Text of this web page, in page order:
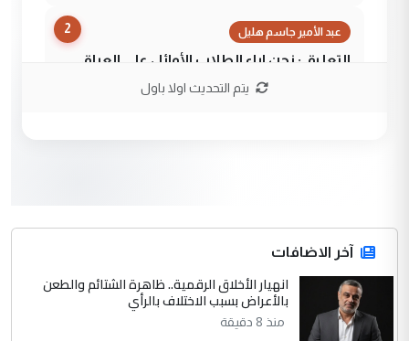
2 عبد الأمير جاسم هليل
التعليق : نحن اباء الطلاب الأوائل على العراق
نتشرف بلقاء السيد احمد الصافي في العتبات
التعليق : قرار مستعجل جدا ولامصلحة فيه
للوزاره ولا للمواطن القرار الصائب يكون بعد
الاستماع للمدير ومغرفة ...
الموضوع :
وزير الصحة يعفي مدير مستشفى الكرخ
العام في بغداد
يتم التحديث اولا باول
آخر الاضافات
انهيار الأخلاق الرقمية.. ظاهرة الشتائم والطعن
بالأعراض بسبب الاختلاف بالرأي
منذ 8 دقيقة